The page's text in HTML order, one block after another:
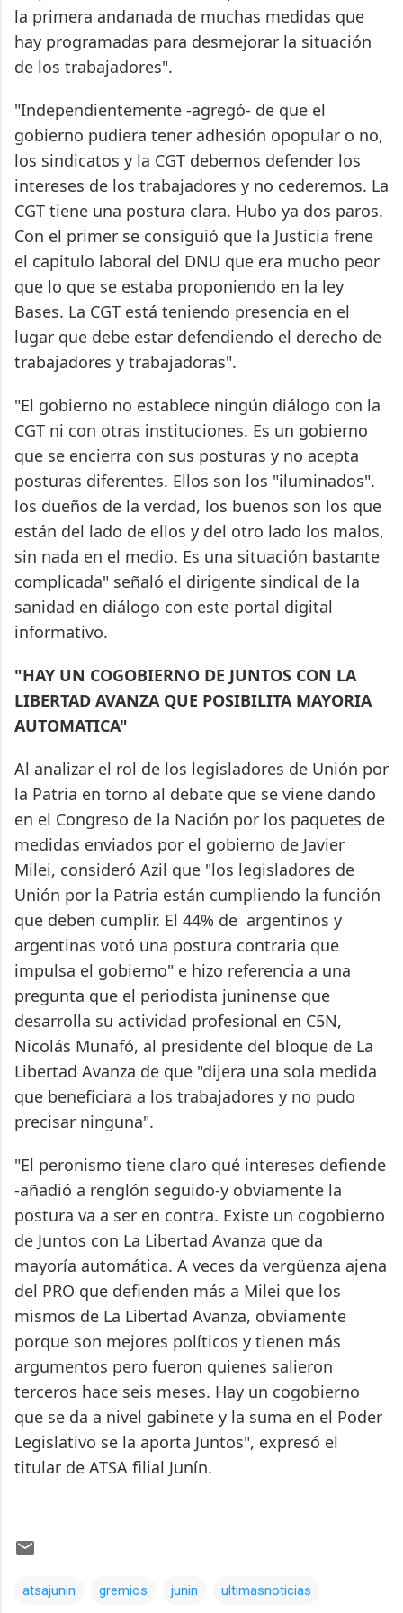
la primera andanada de muchas medidas que
hay programadas para desmejorar la situación
de los trabajadores".
"Independientemente -agregó- de que el
gobierno pudiera tener adhesión opopular o no,
los sindicatos y la CGT debemos defender los
intereses de los trabajadores y no cederemos. La
CGT tiene una postura clara. Hubo ya dos paros.
Con el primer se consiguió que la Justicia frene
el capitulo laboral del DNU que era mucho peor
que lo que se estaba proponiendo en la ley
Bases. La CGT está teniendo presencia en el
lugar que debe estar defendiendo el derecho de
trabajadores y trabajadoras".
"El gobierno no establece ningún diálogo con la
CGT ni con otras instituciones. Es un gobierno
que se encierra con sus posturas y no acepta
posturas diferentes. Ellos son los "iluminados".
los dueños de la verdad, los buenos son los que
están del lado de ellos y del otro lado los malos,
sin nada en el medio. Es una situación bastante
complicada" señaló el dirigente sindical de la
sanidad en diálogo con este portal digital
informativo.
"HAY UN COGOBIERNO DE JUNTOS CON LA
LIBERTAD AVANZA QUE POSIBILITA MAYORIA
AUTOMATICA"
Al analizar el rol de los legisladores de Unión por
la Patria en torno al debate que se viene dando
en el Congreso de la Nación por los paquetes de
medidas enviados por el gobierno de Javier
Milei, consideró Azil que "los legisladores de
Unión por la Patria están cumpliendo la función
que deben cumplir. El 44% de argentinos y
argentinas votó una postura contraria que
impulsa el gobierno" e hizo referencia a una
pregunta que el periodista juninense que
desarrolla su actividad profesional en C5N,
Nicolás Munafó, al presidente del bloque de La
Libertad Avanza de que "dijera una sola medida
que beneficiara a los trabajadores y no pudo
precisar ninguna".
"El peronismo tiene claro qué intereses defiende
-añadió a renglón seguido-y obviamente la
postura va a ser en contra. Existe un cogobierno
de Juntos con La Libertad Avanza que da
mayoría automática. A veces da vergüenza ajena
del PRO que defienden más a Milei que los
mismos de La Libertad Avanza, obviamente
porque son mejores políticos y tienen más
argumentos pero fueron quienes salieron
terceros hace seis meses. Hay un cogobierno
que se da a nivel gabinete y la suma en el Poder
Legislativo se la aporta Juntos", expresó el
titular de ATSA filial Junín.
atsajunin gremios junin ultimasnoticias